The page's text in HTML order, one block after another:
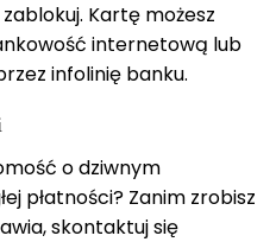
Kartę możesz
internetową lub
infolinię banku.
o dziwnym
płatności? Zanim zrobisz
skontaktuj się